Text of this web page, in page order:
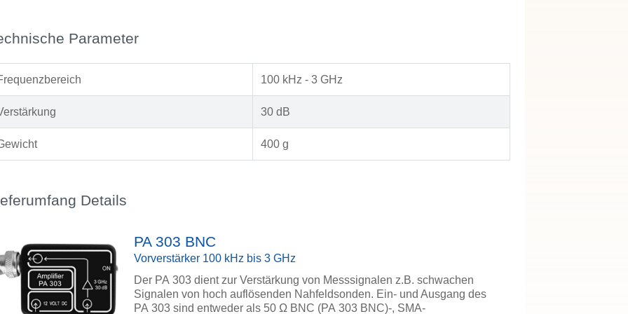
Parameter
100 kHz - 3 GHz
30 dB
400 g
Details
PA 303 BNC
Vorverstärker 100 kHz bis 3 GHz
Der PA 303 dient zur Verstärkung von Messsignalen z.B. schwachen
Signalen von hoch auflösenden Nahfeldsonden. Ein- und Ausgang des
PA 303 sind entweder als 50 Ω BNC (PA 303 BNC)-, SMA-